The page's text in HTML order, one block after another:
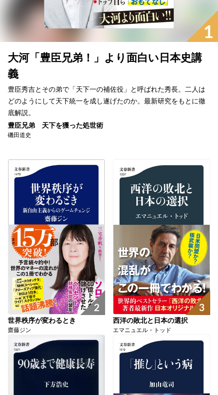
1
大河「豊臣兄弟！」より面白い日本史講
義
豊臣秀吉とその弟で「天下一の補佐役」と呼ばれた秀長。二人は
どのようにして天下統一を成し遂げたのか。最新研究をもとに徹
底解説。
豊臣兄弟 天下を獲った処世術
磯田道史
2
世界秩序が変わるとき
齋藤ジン
3
西洋の敗北と日本の選択
エマニュエル・トッド